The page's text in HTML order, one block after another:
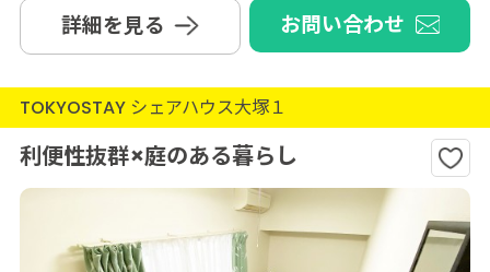
詳細を見る お問い合わせ
TOKYOSTAY シェアハウス大塚１
利便性抜群×庭のある暮らし